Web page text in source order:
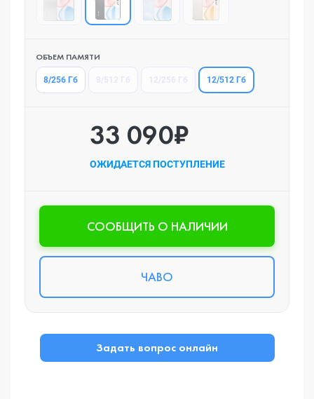
ОБЪЕМ ПАМЯТИ
8/256 Гб 12/512 Гб
33 090₽
ОЖИДАЕТСЯ ПОСТУПЛЕНИЕ
CООБЩИТЬ О НАЛИЧИИ
ЧАВО
Задать вопрос онлайн